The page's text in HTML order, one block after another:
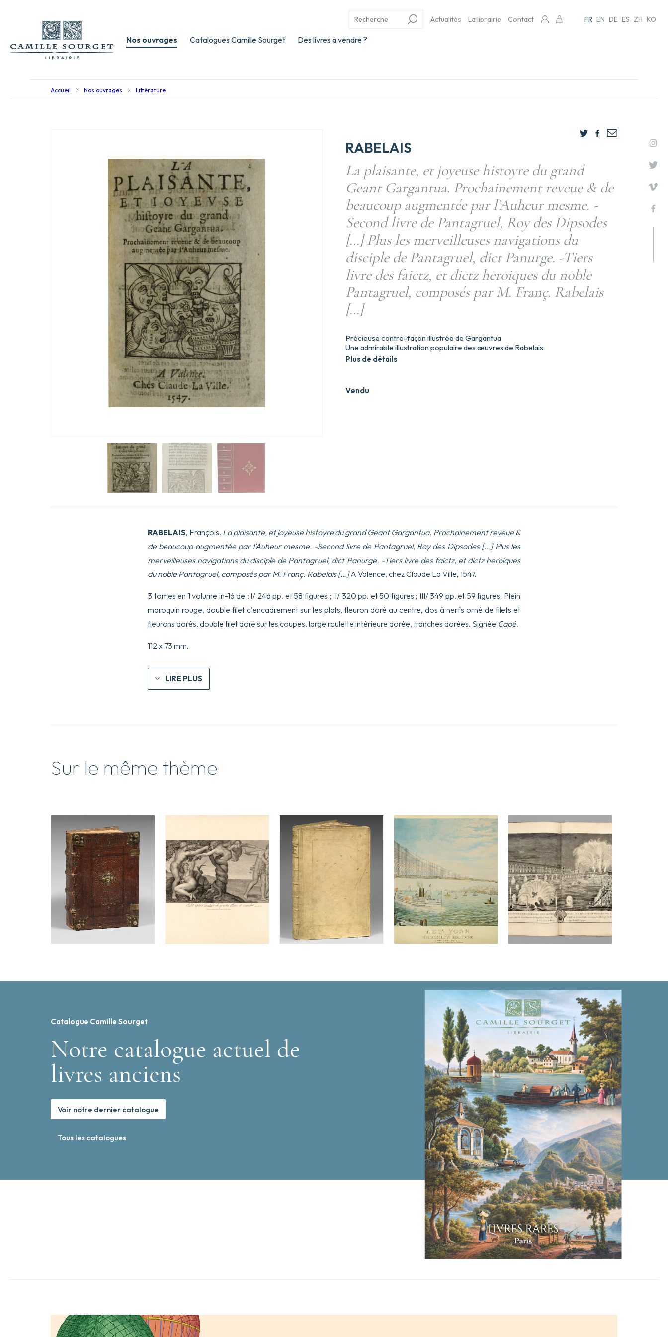
Nos ouvrages Catalogues Camille Sourget Des livres à vendre ?
Actualités La librairie Contact FR EN DE ES ZH KO
Accueil Nos ouvrages Littérature
RABELAIS
La plaisante, et joyeuse histoyre du grand
Geant Gargantua. Prochainement reveue & de
beaucoup augmentée par l’Auheur mesme. -
Second livre de Pantagruel, Roy des Dipsodes
[…] Plus les merveilleuses navigations du
disciple de Pantagruel, dict Panurge. -Tiers
livre des faictz, et dictz heroiques du noble
Pantagruel, composés par M. Franç. Rabelais
[…]
Vendu
Précieuse contre-façon illustrée de Gargantua
Une admirable illustration populaire des œuvres de Rabelais.
Plus de détails
RABELAIS, François. La plaisante, et joyeuse histoyre du grand Geant Gargantua. Prochainement reveue &
de beaucoup augmentée par l’Auheur mesme. -Second livre de Pantagruel, Roy des Dipsodes […] Plus les
merveilleuses navigations du disciple de Pantagruel, dict Panurge. -Tiers livre des faictz, et dictz heroiques
du noble Pantagruel, composés par M. Franç. Rabelais […]A Valence, chez Claude La Ville, 1547.
3 tomes en 1 volume in-16 de : I/ 246 pp. et 58 figures ; II/ 320 pp. et 50 figures ; III/ 349 pp. et 59 figures. Plein
maroquin rouge, double filet d’encadrement sur les plats, fleuron doré au centre, dos à nerfs orné de filets et
fleurons dorés, double filet doré sur les coupes, large roulette intérieure dorée, tranches dorées. Signée Capé.
112 x 73 mm.
LIRE PLUS
Sur le même thème
Catalogue Camille Sourget
Notre catalogue actuel de
livres anciens
Voir notre dernier catalogue
Tous les catalogues